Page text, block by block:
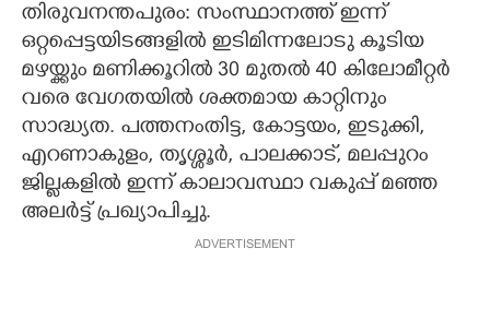
ASTRO
CARTOONS
LITERATURE
ZOOM
തിരുവനന്തപുരം: സംസ്ഥാനത്ത് ഇന്ന്
ഒറ്റപ്പെട്ടയിടങ്ങളിൽ ഇടിമിന്നലോടു കൂടിയ
മഴയ്ക്കും മണിക്കൂറിൽ 30 മുതൽ 40 കിലോമീറ്റർ
വരെ വേഗതയിൽ ശക്തമായ കാറ്റിനും
സാദ്ധ്യത. പത്തനംതിട്ട, കോട്ടയം, ഇടുക്കി,
എറണാകുളം, തൃശ്ശൂർ, പാലക്കാട്, മലപ്പുറം
ജില്ലകളിൽ ഇന്ന് കാലാവസ്ഥാ വകുപ്പ് മഞ്ഞ
അലർട്ട് പ്രഖ്യാപിച്ചു.
ADVERTISEMENT